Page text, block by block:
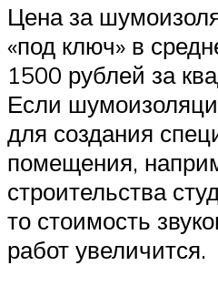
Цена за
«под ключ» в
1500 рублей за
Если
для создания
помещения,
строительства
то стоимость
работ увеличится.